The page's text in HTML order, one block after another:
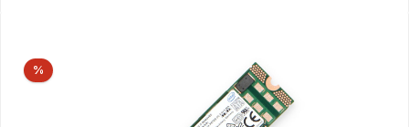
Bildergalerie überspringen
% Rabatt